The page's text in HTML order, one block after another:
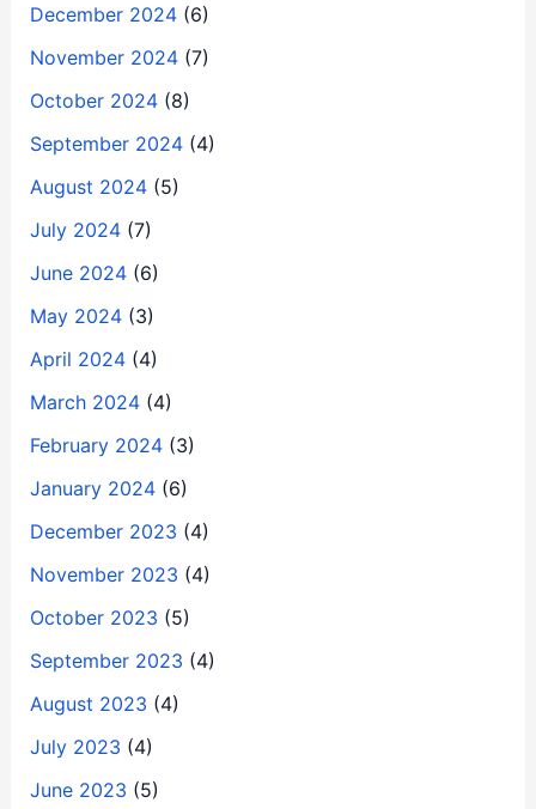
December 2024(6)
November 2024(7)
October 2024(8)
September 2024(4)
August 2024(5)
July 2024(7)
June 2024(6)
May 2024(3)
April 2024(4)
March 2024(4)
February 2024(3)
January 2024(6)
December 2023 (4)
November 2023 (4)
October 2023 (5)
September 2023 (4)
August 2023 (4)
July 2023 (4)
June 2023 (5)